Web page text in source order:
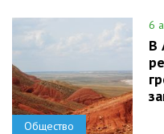
Общество
6
В